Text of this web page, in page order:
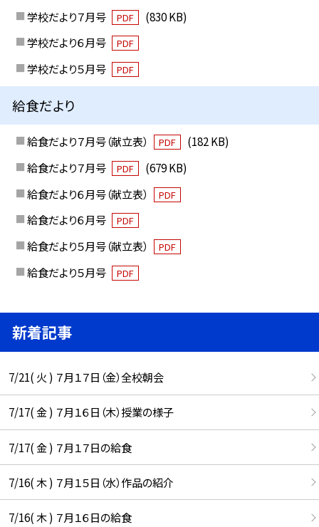
学校だより７月号
PDF
(830 KB)
学校だより６月号
PDF
学校だより５月号 PDF
給食だより
給食だより７月号（献立表） PDF
(182 KB)
給食だより７月号
PDF
(679 KB)
給食だより６月号（献立表）
PDF
給食だより６月号 PDF
給食だより５月号（献立表） PDF
給食だより５月号 PDF
新着記事
7/21( 火 ) ７月１７日（金）全校朝会
7/17( 金 ) ７月１６日（木）授業の様子
7/17( 金 ) ７月１７日の給食
7/16( 木 ) ７月１５日（水）作品の紹介
7/16( 木 ) ７月１６日の給食